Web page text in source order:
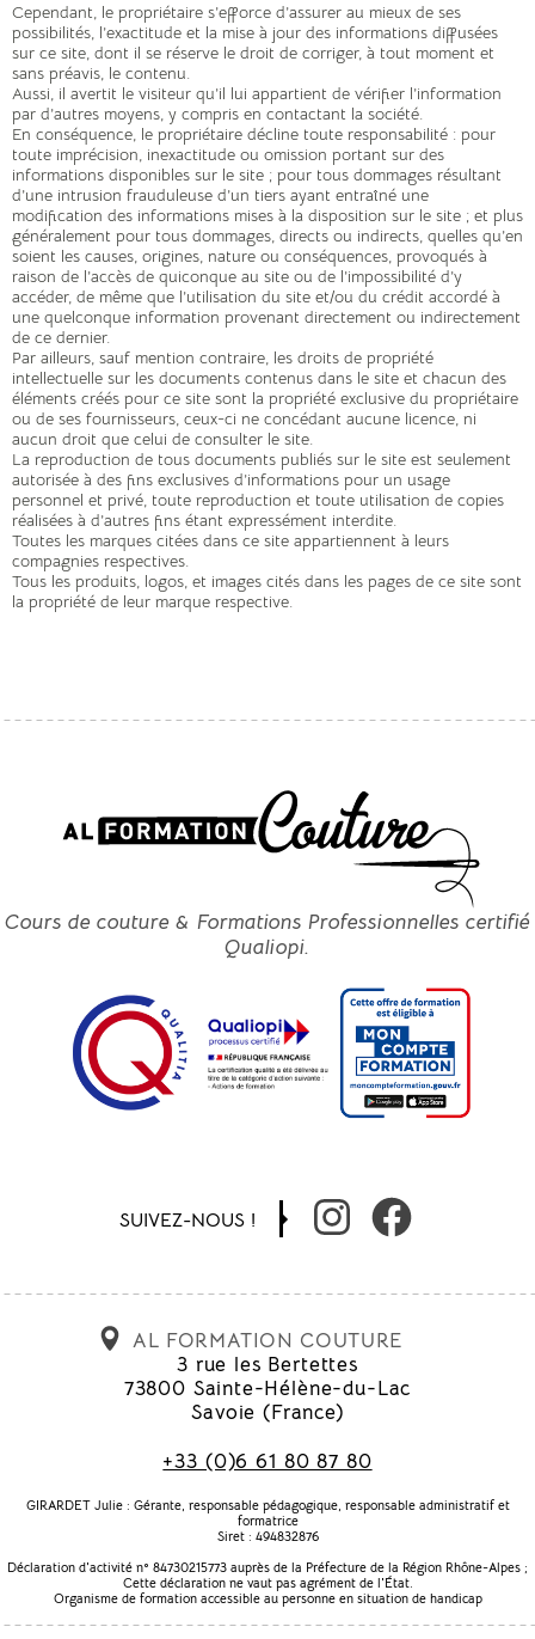
Cependant, le propriétaire s’efforce d’assurer au mieux de ses
possibilités, l’exactitude et la mise à jour des informations diffusées
sur ce site, dont il se réserve le droit de corriger, à tout moment et
sans préavis, le contenu.
Aussi, il avertit le visiteur qu’il lui appartient de vérifier l’information
par d’autres moyens, y compris en contactant la société.
En conséquence, le propriétaire décline toute responsabilité : pour
toute imprécision, inexactitude ou omission portant sur des
informations disponibles sur le site ; pour tous dommages résultant
d’une intrusion frauduleuse d’un tiers ayant entraîné une
modification des informations mises à la disposition sur le site ; et plus
généralement pour tous dommages, directs ou indirects, quelles qu’en
soient les causes, origines, nature ou conséquences, provoqués à
raison de l’accès de quiconque au site ou de l’impossibilité d’y
accéder, de même que l’utilisation du site et/ou du crédit accordé à
une quelconque information provenant directement ou indirectement
de ce dernier.
Par ailleurs, sauf mention contraire, les droits de propriété
intellectuelle sur les documents contenus dans le site et chacun des
éléments créés pour ce site sont la propriété exclusive du propriétaire
ou de ses fournisseurs, ceux-ci ne concédant aucune licence, ni
aucun droit que celui de consulter le site.
La reproduction de tous documents publiés sur le site est seulement
autorisée à des fins exclusives d’informations pour un usage
personnel et privé, toute reproduction et toute utilisation de copies
réalisées à d’autres fins étant expressément interdite.
Toutes les marques citées dans ce site appartiennent à leurs
compagnies respectives.
Tous les produits, logos, et images cités dans les pages de ce site sont
la propriété de leur marque respective.
Cours de couture & Formations Professionnelles certifié
Qualiopi.
SUIVEZ-NOUS !
AL FORMATION COUTURE
3 rue les Bertettes
73800 Sainte-Hélène-du-Lac
Savoie (France)
+33 (0)6 61 80 87 80
GIRARDET Julie : Gérante, responsable pédagogique, responsable administratif et
formatrice
Siret : 494832876
Déclaration d'activité n° 84730215773 auprès de la Préfecture de la Région Rhône-Alpes ;
Cette déclaration ne vaut pas agrément de l'État.
Organisme de formation accessible au personne en situation de handicap